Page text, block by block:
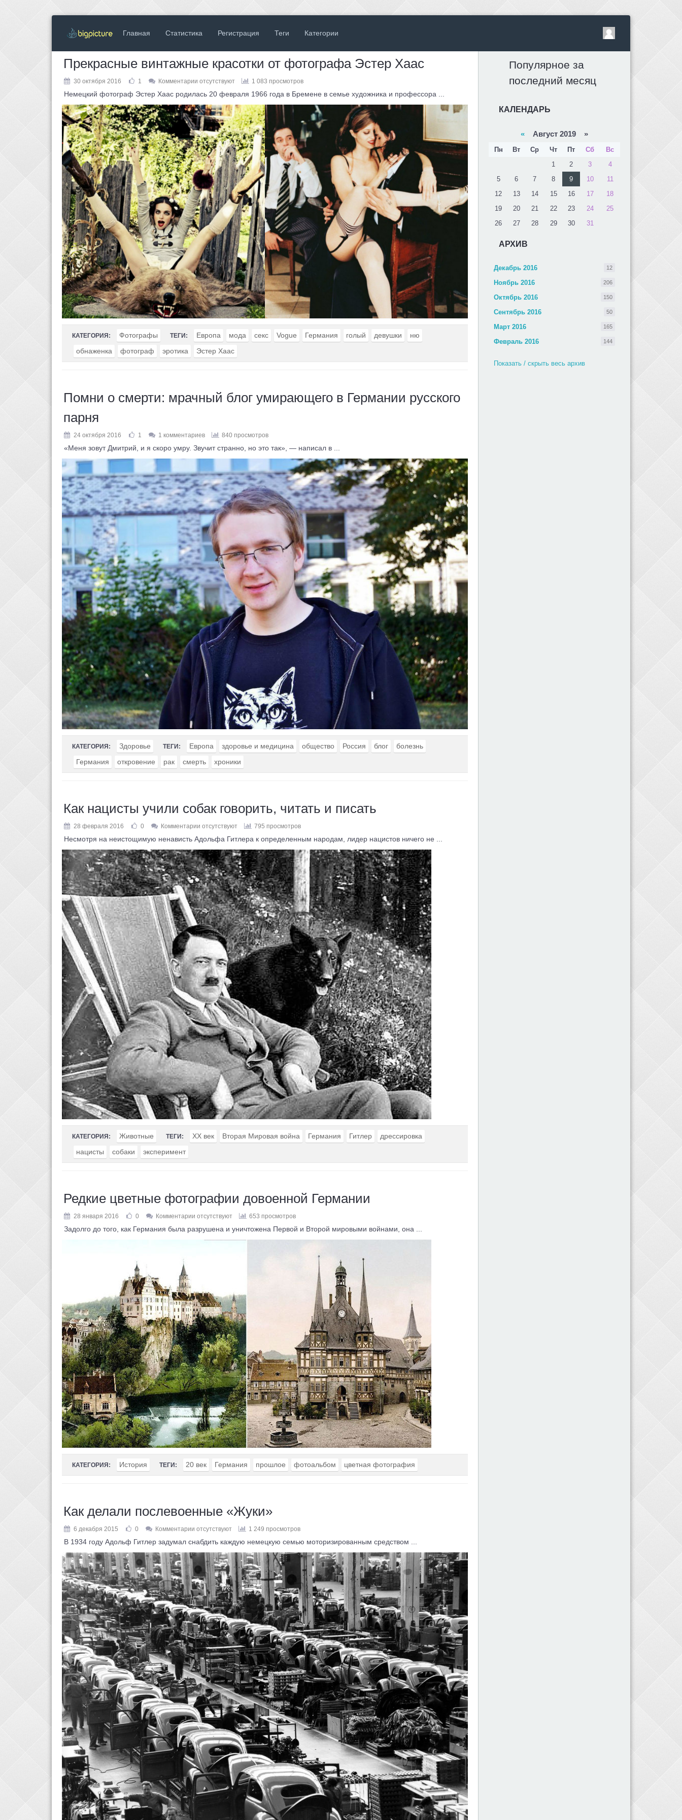
Главная Статистика Регистрация Теги Категории
Популярное за
последний месяц
КАЛЕНДАРЬ
« Август 2019 »
Пн Вт Ср Чт Пт Сб
Вс
1
2 3
4
5
6 7 8 9 10
11
12
13 14 15 16 17
18
19
20 21 22 23 24
25
26
27 28 29 30 31
АРХИВ
Декабрь 2016 12
Ноябрь 2016 206
Октябрь 2016 150
Сентябрь 2016 50
Март 2016 165
Февраль 2016 144
Показать / скрыть весь архив
Прекрасные винтажные красотки от фотографа Эстер Хаас
30 октября 2016 1 Комментарии отсутствуют 1 083 просмотров
Немецкий фотограф Эстер Хаас родилась 20 февраля 1966 года в Бремене в семье художника и профессора ...
КАТЕГОРИЯ: Фотографы ТЕГИ: Европа мода секс Vogue Германия голый девушки
ню
обнаженка
фотограф эротика Эстер Хаас
Помни о смерти: мрачный блог умирающего в Германии русского
парня
24 октября 2016 1 1 комментариев 840 просмотров
«Меня зовут Дмитрий, и я скоро умру. Звучит странно, но это так», — написал в ...
КАТЕГОРИЯ: Здоровье ТЕГИ: Европа здоровье и медицина общество Россия блог
болезнь
Германия
откровение рак смерть хроники
Как нацисты учили собак говорить, читать и писать
28 февраля 2016 0 Комментарии отсутствуют 795 просмотров
Несмотря на неистощимую ненависть Адольфа Гитлера к определенным народам, лидер нацистов ничего не ...
КАТЕГОРИЯ: Животные ТЕГИ: XX век Вторая Мировая война Германия Гитлер
дрессировка
нацисты
собаки эксперимент
Редкие цветные фотографии довоенной Германии
28 января 2016 0 Комментарии отсутствуют 653 просмотров
Задолго до того, как Германия была разрушена и уничтожена Первой и Второй мировыми войнами, она ...
КАТЕГОРИЯ: История ТЕГИ: 20 век Германия прошлое фотоальбом цветная фотография
Как делали послевоенные «Жуки»
6 декабря 2015 0 Комментарии отсутствуют 1 249 просмотров
В 1934 году Адольф Гитлер задумал снабдить каждую немецкую семью моторизированным средством ...